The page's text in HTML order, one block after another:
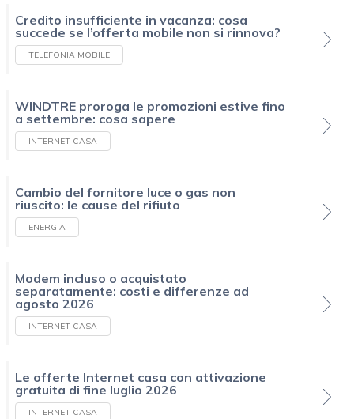
Credito insufficiente in vacanza: cosa
succede se l’offerta mobile non si rinnova?
TELEFONIA MOBILE
WINDTRE proroga le promozioni estive fino
a settembre: cosa sapere
INTERNET CASA
Cambio del fornitore luce o gas non
riuscito: le cause del rifiuto
ENERGIA
Modem incluso o acquistato
separatamente: costi e differenze ad
agosto 2026
INTERNET CASA
Le offerte Internet casa con attivazione
gratuita di fine luglio 2026
INTERNET CASA